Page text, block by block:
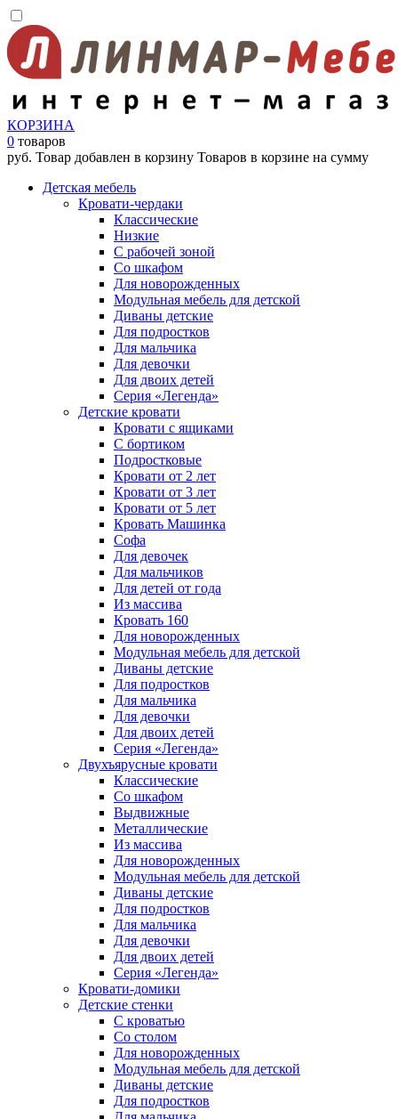
КОРЗИНА
0 товаров
руб. Товар добавлен в корзину Товаров в корзине на сумму
Детская мебель
Кровати-чердаки
Классические
Низкие
С рабочей зоной
Со шкафом
Для новорожденных
Модульная мебель для детской
Диваны детские
Для подростков
Для мальчика
Для девочки
Для двоих детей
Серия «Легенда»
Детские кровати
Кровати с ящиками
С бортиком
Подростковые
Кровати от 2 лет
Кровати от 3 лет
Кровати от 5 лет
Кровать Машинка
Софа
Для девочек
Для мальчиков
Для детей от года
Из массива
Кровать 160
Для новорожденных
Модульная мебель для детской
Диваны детские
Для подростков
Для мальчика
Для девочки
Для двоих детей
Серия «Легенда»
Двухъярусные кровати
Классические
Со шкафом
Выдвижные
Металлические
Из массива
Для новорожденных
Модульная мебель для детской
Диваны детские
Для подростков
Для мальчика
Для девочки
Для двоих детей
Серия «Легенда»
Кровати-домики
Детские стенки
С кроватью
Со столом
Для новорожденных
Модульная мебель для детской
Диваны детские
Для подростков